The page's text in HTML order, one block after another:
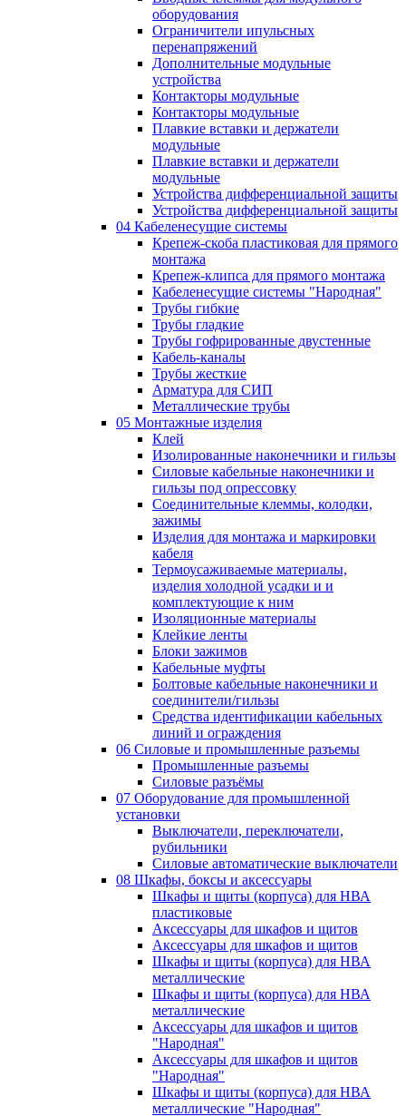
оборудования
Ограничители ипульсных
перенапряжений
Дополнительные модульные
устройства
Контакторы модульные
Контакторы модульные
Плавкие вставки и держатели
модульные
Плавкие вставки и держатели
модульные
Устройства дифференциальной защиты
Устройства дифференциальной защиты
04 Кабеленесущие системы
Крепеж-скоба пластиковая для прямого
монтажа
Крепеж-клипса для прямого монтажа
Кабеленесущие системы "Народная"
Трубы гибкие
Трубы гладкие
Трубы гофрированные двустенные
Кабель-каналы
Трубы жесткие
Арматура для СИП
Металлические трубы
05 Монтажные изделия
Клей
Изолированные наконечники и гильзы
Силовые кабельные наконечники и
гильзы под опрессовку
Соединительные клеммы, колодки,
зажимы
Изделия для монтажа и маркировки
кабеля
Термоусаживаемые материалы,
изделия холодной усадки и и
комплектующие к ним
Изоляционные материалы
Клейкие ленты
Блоки зажимов
Кабельные муфты
Болтовые кабельные наконечники и
соединители/гильзы
Средства идентификации кабельных
линий и ограждения
06 Силовые и промышленные разъемы
Промышленные разъемы
Силовые разъёмы
07 Оборудование для промышленной
установки
Выключатели, переключатели,
рубильники
Силовые автоматические выключатели
08 Шкафы, боксы и аксессуары
Шкафы и щиты (корпуса) для НВА
пластиковые
Аксессуары для шкафов и щитов
Аксессуары для шкафов и щитов
Шкафы и щиты (корпуса) для НВА
металлические
Шкафы и щиты (корпуса) для НВА
металлические
Аксессуары для шкафов и щитов
"Народная"
Аксессуары для шкафов и щитов
"Народная"
Шкафы и щиты (корпуса) для НВА
металлические "Народная"